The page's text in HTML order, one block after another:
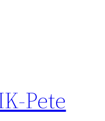
Pete